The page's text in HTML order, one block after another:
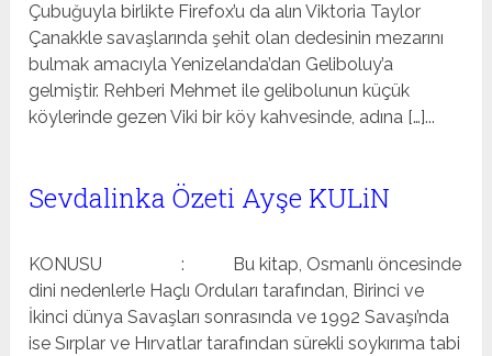
Çubuğuyla birlikte Firefox’u da alın Viktoria Taylor
Çanakkle savaşlarında şehit olan dedesinin mezarını
bulmak amacıyla Yenizelanda’dan Geliboluy’a
gelmiştir. Rehberi Mehmet ile gelibolunun küçük
köylerinde gezen Viki bir köy kahvesinde, adına […]...
Sevdalinka Özeti Ayşe KULiN
KONUSU : Bu kitap, Osmanlı öncesinde
dini nedenlerle Haçlı Orduları tarafından, Birinci ve
İkinci dünya Savaşları sonrasında ve 1992 Savaşı’nda
ise Sırplar ve Hırvatlar tarafından sürekli soykırıma tabi